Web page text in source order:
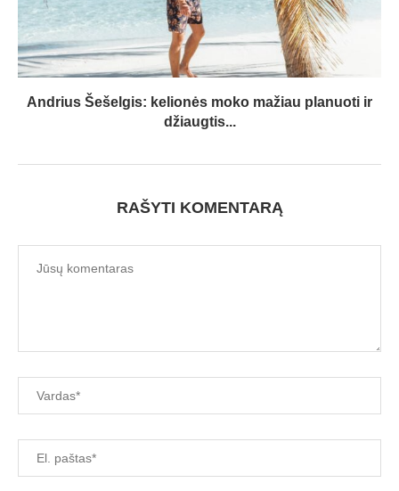
Andrius Šešelgis: kelionės moko mažiau planuoti ir
džiaugtis...
RAŠYTI KOMENTARĄ